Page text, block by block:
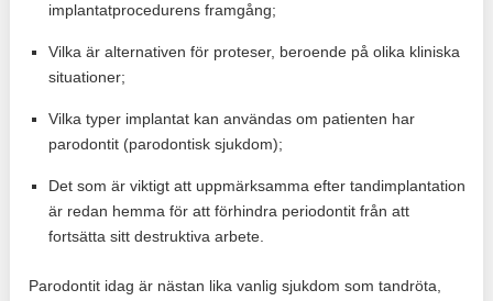
implantatprocedurens framgång;
Vilka är alternativen för proteser, beroende på olika kliniska
situationer;
Vilka typer implantat kan användas om patienten har
parodontit (parodontisk sjukdom);
Det som är viktigt att uppmärksamma efter tandimplantation
är redan hemma för att förhindra periodontit från att
fortsätta sitt destruktiva arbete.
Parodontit idag är nästan lika vanlig sjukdom som tandröta,